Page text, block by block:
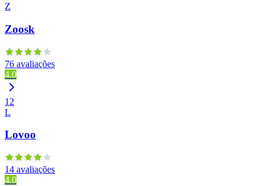
Z
Zoosk
76 avaliações
4.0
12
L
Lovoo
14 avaliações
4.0